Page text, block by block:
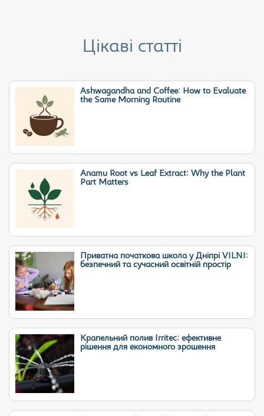
Цікаві статті
Ashwagandha and Coffee: How to Evaluate
the Same Morning Routine
Anamu Root vs Leaf Extract: Why the Plant
Part Matters
Приватна початкова школа у Дніпрі VILNI:
безпечний та сучасний освітній простір
Крапельний полив Irritec: ефективне
рішення для економного зрошення